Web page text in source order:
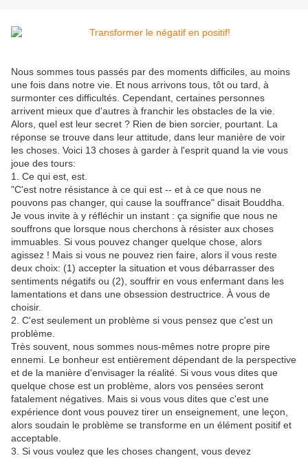
Nous sommes tous passés par des moments difficiles, au moins
une fois dans notre vie. Et nous arrivons tous, tôt ou tard, à
surmonter ces difficultés. Cependant, certaines personnes
arrivent mieux que d'autres à franchir les obstacles de la vie.
Alors, quel est leur secret ? Rien de bien sorcier, pourtant. La
réponse se trouve dans leur attitude, dans leur manière de voir
les choses. Voici 13 choses à garder à l'esprit quand la vie vous
joue des tours:
1. Ce qui est, est.
"C'est notre résistance à ce qui est -- et à ce que nous ne
pouvons pas changer, qui cause la souffrance" disait Bouddha.
Je vous invite à y réfléchir un instant : ça signifie que nous ne
souffrons que lorsque nous cherchons à résister aux choses
immuables. Si vous pouvez changer quelque chose, alors
agissez ! Mais si vous ne pouvez rien faire, alors il vous reste
deux choix: (1) accepter la situation et vous débarrasser des
sentiments négatifs ou (2), souffrir en vous enfermant dans les
lamentations et dans une obsession destructrice. À vous de
choisir.
2. C'est seulement un problème si vous pensez que c'est un
problème.
Très souvent, nous sommes nous-mêmes notre propre pire
ennemi. Le bonheur est entièrement dépendant de la perspective
et de la manière d'envisager la réalité. Si vous vous dites que
quelque chose est un problème, alors vos pensées seront
fatalement négatives. Mais si vous vous dites que c'est une
expérience dont vous pouvez tirer un enseignement, une leçon,
alors soudain le problème se transforme en un élément positif et
acceptable.
3. Si vous voulez que les choses changent, vous devez